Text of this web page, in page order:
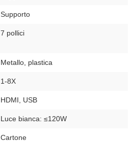
Supporto
7 pollici
Metallo, plastica
1-8X
HDMI, USB
Luce bianca: ≤120W
Cartone